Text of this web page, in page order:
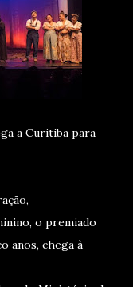
a Curitiba para
o premiado
anos, chega à